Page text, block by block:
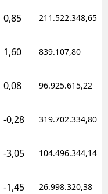
0,85 211.522.348,65
1,60 839.107,80
0,08 96.925.615,22
-0,28 319.702.334,80
-3,05 104.496.344,14
-1,45 26.998.320,38